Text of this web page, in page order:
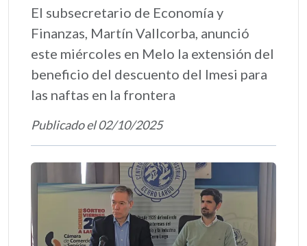
El subsecretario de Economía y
Finanzas, Martín Vallcorba, anunció
este miércoles en Melo la extensión del
beneficio del descuento del Imesi para
las naftas en la frontera
Publicado el 02/10/2025